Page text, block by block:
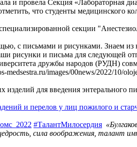
и провела Секция
что студенты медицинского
секции
с письмами и рисунками. Знаем из
рисунки и письма для следующей
дружбы народов (РУДН)
images/00news/2022/10/
для введения энтерального
и перелов у лиц пожилого и
#ТалантМилосердия
сила воображения, талант